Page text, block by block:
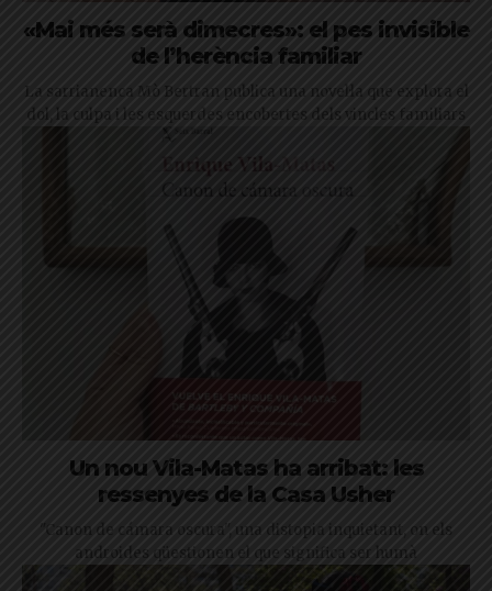
«Mai més serà dimecres»: el pes invisible
de l’herència familiar
La sarrianenca Mò Bertran publica una novel·la que explora el
dol, la culpa i les esquerdes encobertes dels vincles familiars
Un nou Vila-Matas ha arribat: les
ressenyes de la Casa Usher
"Canon de cámara oscura", una distopia inquietant, on els
androides qüestionen el que significa ser humà